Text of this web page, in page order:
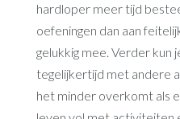
hardloper meer tijd
oefeningen dan aan
gelukkig mee. Verder kun
tegelijkertijd met andere
het minder overkomt als